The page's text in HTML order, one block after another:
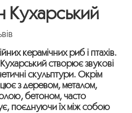
Кухарський
керамічних риб і птахів.
створює звукові
скульптури. Окрім
з деревом, металом,
бетоном, часто
поєднуючи їх між собою